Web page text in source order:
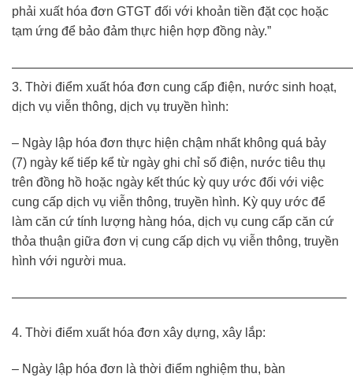
phải xuất hóa đơn GTGT đối với khoản tiền đặt cọc hoặc
tạm ứng để bảo đảm thực hiện hợp đồng này.”
3. Thời điểm xuất hóa đơn cung cấp điện, nước sinh hoạt,
dịch vụ viễn thông, dịch vụ truyền hình:
– Ngày lập hóa đơn thực hiện chậm nhất không quá bảy
(7) ngày kế tiếp kể từ ngày ghi chỉ số điện, nước tiêu thụ
trên đồng hồ hoặc ngày kết thúc kỳ quy ước đối với việc
cung cấp dịch vụ viễn thông, truyền hình. Kỳ quy ước để
làm căn cứ tính lượng hàng hóa, dịch vụ cung cấp căn cứ
thỏa thuận giữa đơn vị cung cấp dịch vụ viễn thông, truyền
hình với người mua.
——————————————————————————–
4. Thời điểm xuất hóa đơn xây dựng, xây lắp:
– Ngày lập hóa đơn là thời điểm nghiệm thu, bàn